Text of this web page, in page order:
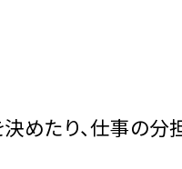
めたり、仕事の分